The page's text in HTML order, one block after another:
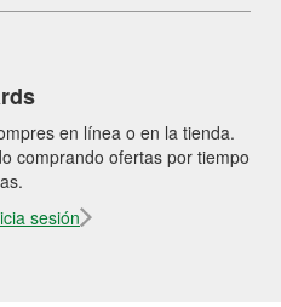
en línea o en la tienda.
comprando ofertas por tiempo
sesión